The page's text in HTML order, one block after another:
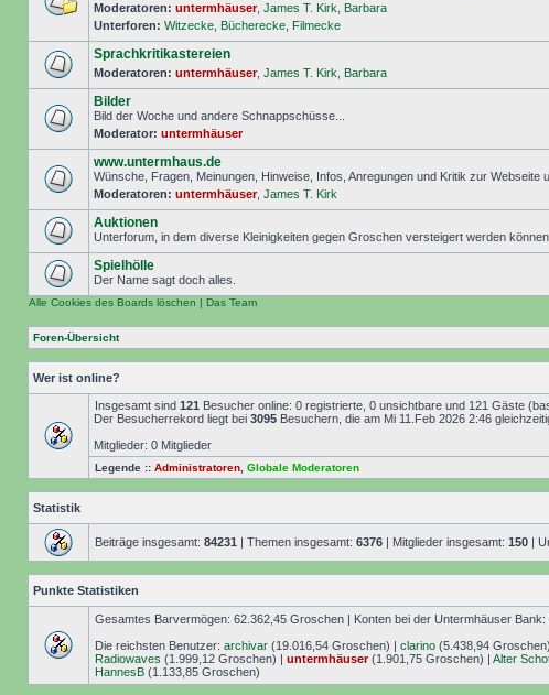
Moderatoren: untermhäuser, James T. Kirk
Barbara
Unterforen: Witzecke Bücherecke Filmecke
Sprachkritikastereien
Moderatoren: untermhäuser, James T. Kirk Barbara
Bilder
Bild der Woche und andere Schnappschüsse...
Moderator: untermhäuser
www.untermhaus.de
Wünsche, Fragen, Meinungen, Hinweise, Infos, Anregungen und Kritik zur Webseite
Moderatoren: untermhäuser, James T. Kirk
Auktionen
Unterforum, in dem diverse Kleinigkeiten gegen Groschen versteigert werden können
Spielhölle
Der Name sagt doch alles.
Alle Cookies des Boards löschen | Das Team
Foren-Übersicht
Wer ist online?
Insgesamt sind 121 Besucher online: 0 registrierte, 0 unsichtbare und 121 Gäste
Der Besucherrekord liegt bei 3095 Besuchern, die am Mi 11.Feb 2026 2:46
Mitglieder: 0 Mitglieder
Legende :: Administratoren Globale Moderatoren
Statistik
Beiträge insgesamt: 84231 | Themen insgesamt: 6376 | Mitglieder insgesamt: 150 |
Punkte Statistiken
Gesamtes Barvermögen: 62.362,45 Groschen | Konten bei der Untermhäuser
Die reichsten Benutzer: archivar (19.016,54 Groschen) | clarino (5.438,94
Radiowaves (1.999,12 Groschen) | untermhäuser(1.901,75 Groschen) | Alter
HannesB (1.133,85 Groschen)